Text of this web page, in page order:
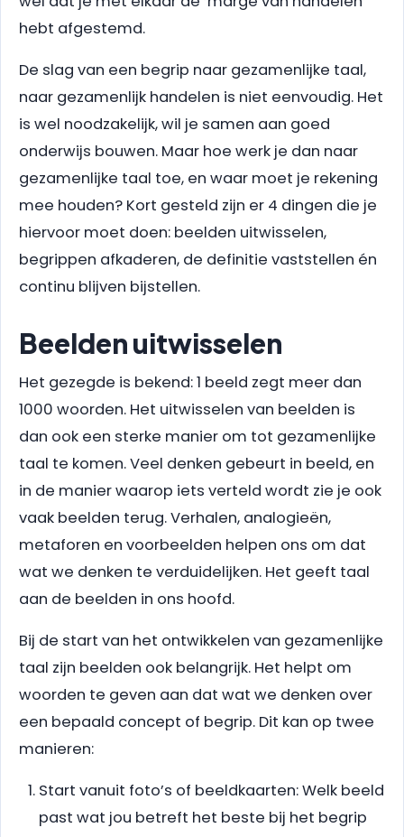
hebt afgestemd.
De slag van een begrip naar gezamenlijke taal,
naar gezamenlijk handelen is niet eenvoudig. Het
is wel noodzakelijk, wil je samen aan goed
onderwijs bouwen. Maar hoe werk je dan naar
gezamenlijke taal toe, en waar moet je rekening
mee houden? Kort gesteld zijn er 4 dingen die je
hiervoor moet doen: beelden uitwisselen,
begrippen afkaderen, de definitie vaststellen én
continu blijven bijstellen.
Beelden uitwisselen
Het gezegde is bekend: 1 beeld zegt meer dan
1000 woorden. Het uitwisselen van beelden is
dan ook een sterke manier om tot gezamenlijke
taal te komen. Veel denken gebeurt in beeld, en
in de manier waarop iets verteld wordt zie je ook
vaak beelden terug. Verhalen, analogieën,
metaforen en voorbeelden helpen ons om dat
wat we denken te verduidelijken. Het geeft taal
aan de beelden in ons hoofd.
Bij de start van het ontwikkelen van gezamenlijke
taal zijn beelden ook belangrijk. Het helpt om
woorden te geven aan dat wat we denken over
een bepaald concept of begrip. Dit kan op twee
manieren:
Start vanuit foto’s of beeldkaarten: Welk beeld
past wat jou betreft het beste bij het begrip